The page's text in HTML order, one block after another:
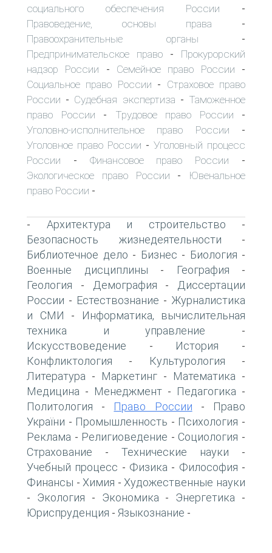
социального обеспечения России -
Правоведение, основы права -
Правоохранительные органы -
Предпринимательское право - Прокурорский
надзор России - Семейное право России -
Социальное право России - Страховое право
России - Судебная экспертиза - Таможенное
право России - Трудовое право России -
Уголовно-исполнительное право России -
Уголовное право России - Уголовный процесс
России - Финансовое право России -
Экологическое право России -
Ювенальное
право России -
- Архитектура и строительство -
Безопасность жизнедеятельности -
Библиотечное дело - Бизнес - Биология -
Военные дисциплины - География -
Геология - Демография -
Диссертации
России - Естествознание - Журналистика
и СМИ -
Информатика, вычислительная
техника и управление -
Искусствоведение - История -
Конфликтология - Культурология -
Литература - Маркетинг - Математика -
Медицина - Менеджмент - Педагогика -
Политология - Право России -
Право
України - Промышленность - Психология -
Реклама - Религиоведение - Социология -
Страхование - Технические науки -
Учебный процесс - Физика - Философия -
Финансы - Химия - Художественные науки
- Экология - Экономика - Энергетика -
Юриспруденция - Языкознание -